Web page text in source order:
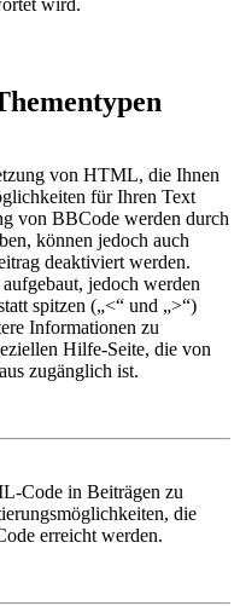
von HTML, die Ihnen
für Ihren Text
von BBCode werden durch
können jedoch auch
deaktiviert werden.
jedoch werden
spitzen („<“ und „>“)
Informationen zu
Hilfe-Seite, die von
zugänglich ist.
Code in Beiträgen zu
die
erreicht werden.